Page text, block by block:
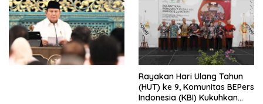
Penjajahan (Pergolakan
Ekonomi Politik Indonesia) &
Simposium Nasional “Urgensi
Undang-Undang
Perekonomian Nasional dan
Kesejahteraan Sosial dalam
Rayakan Hari Ulang Tahun
(HUT) ke 9, Komunitas BEPers
Indonesia (KBI) Kukuhkan